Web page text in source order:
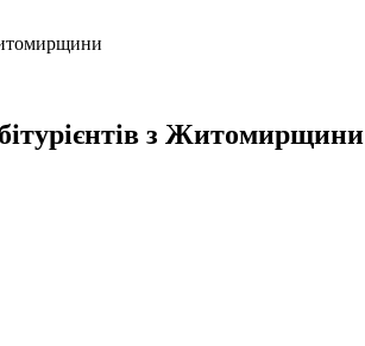
з Житомирщини